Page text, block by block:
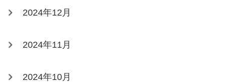
2024年12月
2024年11月
2024年10月